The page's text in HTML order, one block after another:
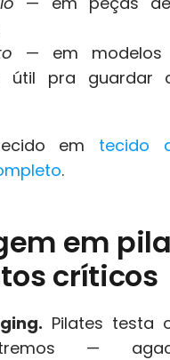
— em
útil pra guardar
em tecido
.
em
críticos
Pilates testa
—